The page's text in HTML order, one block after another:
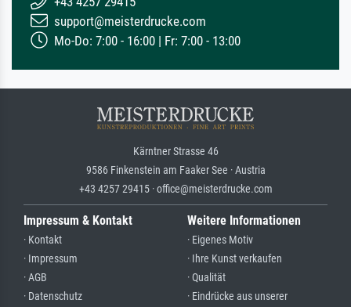
support@meisterdrucke.com
Mo-Do: 7:00 - 16:00 | Fr: 7:00 - 13:00
Kärntner Strasse 46
9586 Finkenstein am Faaker See · Austria
+43 4257 29415 · office@meisterdrucke.com
Impressum & Kontakt
· Kontakt
· Impressum
· AGB
· Datenschutz
Weitere Informationen
· Eigenes Motiv
· Ihre Kunst verkaufen
· Qualität
· Eindrücke aus unserer